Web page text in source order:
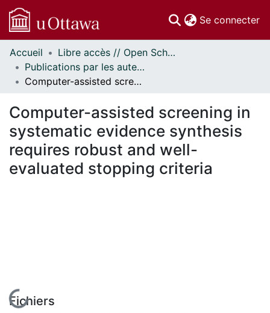
Se connecter
Communautés
et collections
Parcourir
À propos
Accueil
Libre accès // Open Scholarship
Publications par les auteurs d'uOttawa publiés par BioMed Central // uOttawa authored publications from BioMed Central
Computer-assisted screening in systematic evidence synthesis requires robust and well-evaluated stopping criteria
Computer-assisted screening in
systematic evidence synthesis
requires robust and well-
evaluated stopping criteria
En cours de chargement...
Fichiers